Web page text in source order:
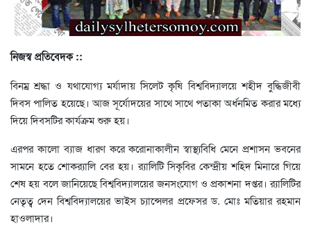
নিজস্ব প্রতিবেদক ::
বিনম্র শ্রদ্ধা ও যথাযোগ্য মর্যাদায় সিলেট কৃষি বিশ্ববিদ্যালয়ে শহীদ বুদ্ধিজীবী
দিবস পালিত হয়েছে। আজ সূর্যোদয়ের সাথে সাথে পতাকা অর্ধনমিত করার মধ্যে
দিয়ে দিবসটির কার্যক্রম শুরু হয়।
এরপর কালো ব্যাজ ধারণ করে করোনাকালীন স্বাস্থ্যবিধি মেনে প্রশাসন ভবনের
সামনে হতে শোকর‌্যালি বের হয়। র‌্যালিটি সিকৃবির কেন্দ্রীয় শহিদ মিনারে গিয়ে
শেষ হয় বলে জানিয়েছে বিশ্ববিদ্যালয়ের জনসংযোগ ও প্রকাশনা দপ্তর। র‌্যালিটির
নেতৃত্ব দেন বিশ্ববিদ্যালয়ের ভাইস চ্যান্সেলর প্রফেসর ড. মোঃ মতিয়ার রহমান
হাওলাদার।